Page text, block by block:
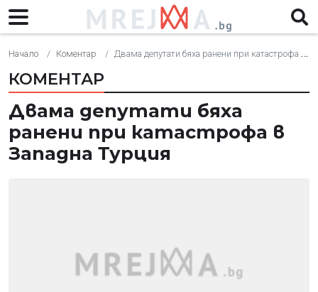
Начало Коментар Двама депутати бяха ранени при катастрофа в Западна Турция
КОМЕНТАР
Двама депутати бяха
ранени при катастрофа в
Западна Турция